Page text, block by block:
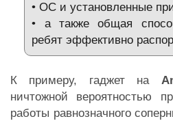
• ОС и установленные
• а также общая
ребят эффективно
К примеру, гаджет на
ничтожной вероятностью
работы равнозначного